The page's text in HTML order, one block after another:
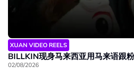
XUAN VIDEO REELS
BILLKIN现身马来西亚用马来语跟
02/08/2026